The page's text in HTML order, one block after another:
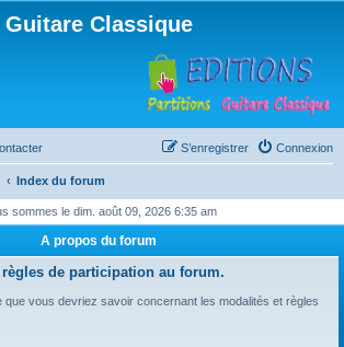
Guitare Classique
Connexion
S’enregistrer
Index du forum
sommes le dim. août 09, 2026 6:35 am
A propos du forum
règles de participation au forum.
que vous devriez savoir concernant les modalités et règles